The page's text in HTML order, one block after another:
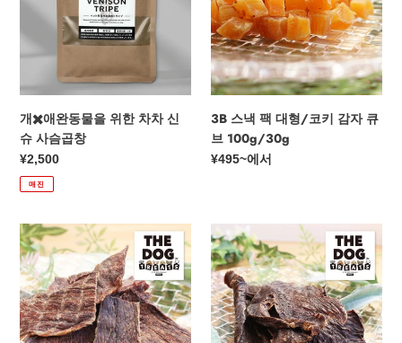
차
차
신
사
곱
창
개✖️애완동물을 위한 차차 신
슈 사슴곱창
정
가
¥2,500
매진
대
형/
코
키
감
100g/30g
3B 스낵 팩 대형/코키 감자 큐
브 100g/30g
정
¥495~에서
3B
스
낵
팩
대
형/
Threeb
스
낵
팩
대
형